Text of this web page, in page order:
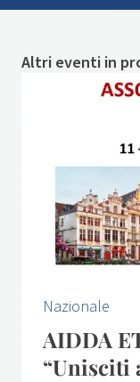
Altri eventi in
Nazionale
AIDDA
“Unisciti